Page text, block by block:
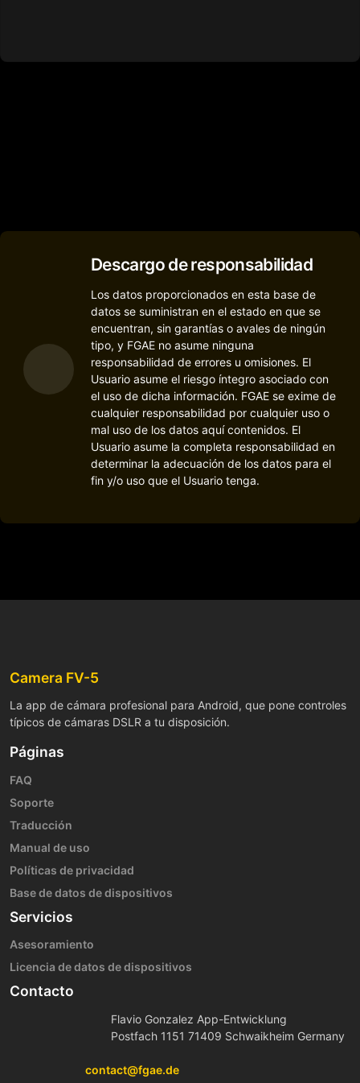
Descargo de responsabilidad
Los datos proporcionados en esta base de
datos se suministran en el estado en que se
encuentran, sin garantías o avales de ningún
tipo, y FGAE no asume ninguna
responsabilidad de errores u omisiones. El
Usuario asume el riesgo íntegro asociado con
el uso de dicha información. FGAE se exime de
cualquier responsabilidad por cualquier uso o
mal uso de los datos aquí contenidos. El
Usuario asume la completa responsabilidad en
determinar la adecuación de los datos para el
fin y/o uso que el Usuario tenga.
Camera FV-5
La app de cámara profesional para Android, que pone controles
típicos de cámaras DSLR a tu disposición.
Páginas
FAQ
Soporte
Traducción
Manual de uso
Políticas de privacidad
Base de datos de dispositivos
Servicios
Asesoramiento
Licencia de datos de dispositivos
Contacto
Flavio Gonzalez App-Entwicklung
Postfach 1151 71409 Schwaikheim Germany
contact@fgae.de